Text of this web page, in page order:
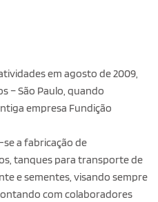
em agosto de 2009,
– São Paulo, quando
empresa Fundição
a fabricação de
tanques para transporte de
e sementes, visando sempre
com colaboradores